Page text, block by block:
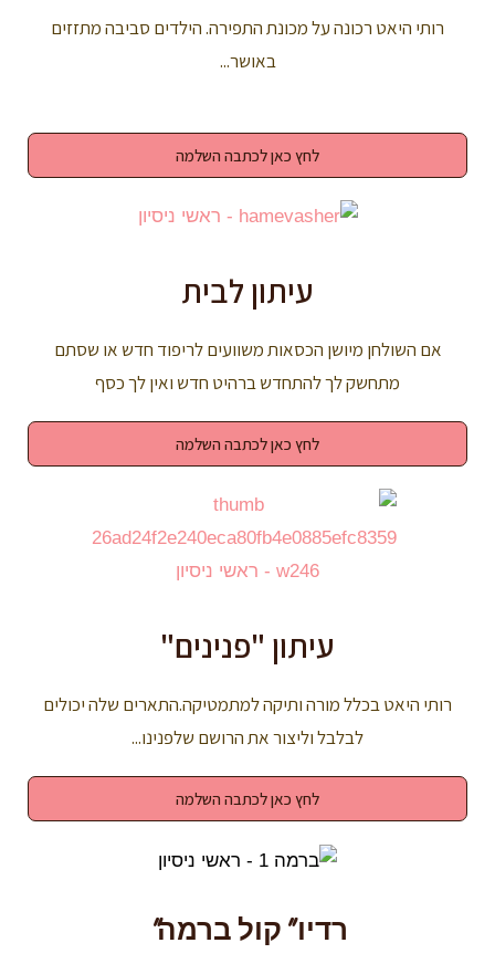
רותי היאט רכונה על מכונת התפירה. הילדים סביבה מתזזים
באושר...
לחץ כאן לכתבה השלמה
עיתון לבית
אם השולחן מיושן הכסאות משוועים לריפוד חדש או שסתם
מתחשק לך להתחדש ברהיט חדש ואין לך כסף
לחץ כאן לכתבה השלמה
עיתון "פנינים"
רותי היאט בכלל מורה ותיקה למתמטיקה.התארים שלה יכולים
לבלבל וליצור את הרושם שלפנינו...
לחץ כאן לכתבה השלמה
רדיו "קול ברמה"